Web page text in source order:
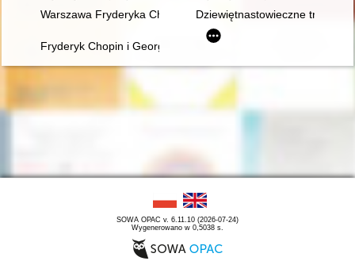
Warszawa Fryderyka Chopina
Dziewiętnastowieczne
Fryderyk Chopin i George Sand w oczach polskich biografów i
SOWA OPAC v. 6.11.10 (2026-07-24)
Wygenerowano w 0,5038 s.